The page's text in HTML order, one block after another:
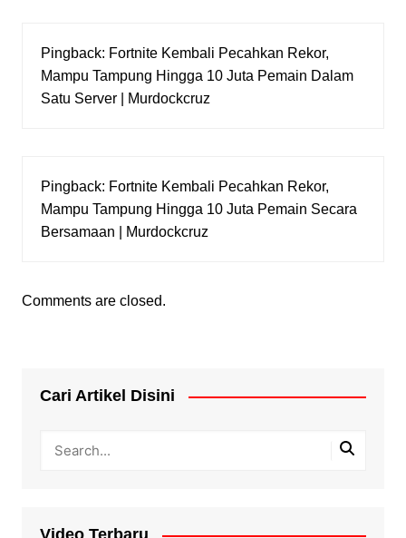
Pingback: Fortnite Kembali Pecahkan Rekor,
Mampu Tampung Hingga 10 Juta Pemain Dalam
Satu Server | Murdockcruz
Pingback: Fortnite Kembali Pecahkan Rekor,
Mampu Tampung Hingga 10 Juta Pemain Secara
Bersamaan | Murdockcruz
Comments are closed.
Cari Artikel Disini